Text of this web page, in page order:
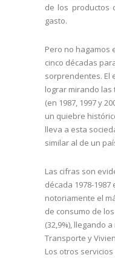
de los productos
gasto.
Pero no hagamos
cinco décadas
sorprendentes. El
lograr mirando las
(en 1987, 1997 y
un quiebre
lleva a esta
similar al de un
Las cifras son
década 1978-
notoriamente el
de consumo de
(32,9%), llegando
Transporte y
Los otros